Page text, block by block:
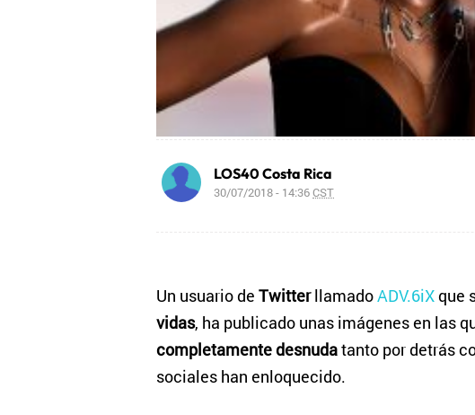
LOS40 Costa Rica
30/07/2018 - 14:36CST
Un usuario de TwitterllamadoADV.6iXque
vidas, ha publicado unas imágenes en las
completamente desnudatanto por detrás
sociales han enloquecido.